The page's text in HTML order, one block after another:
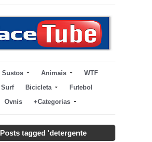
Sustos Animais
WTF
Surf Bicicleta
Futebol
Ovnis +Categorias
Posts tagged 'detergente